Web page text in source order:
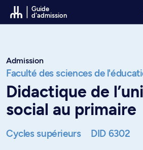
Passer au contenu
Guide
d'admission
Admission
Faculté des sciences de
Didactique de
social au primaire
Cycles supérieurs DID 6302